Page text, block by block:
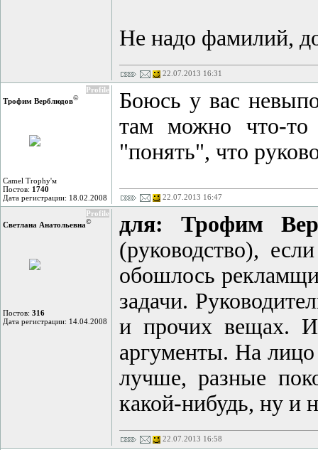
Не надо фамилий,
22.07.2013 16:31
Profile
Трофим Верблюдов©
Camel Trophy'м
Постов: 1740
Дата регистрации: 18.02.2008
Боюсь у вас
там можно что-то
"понять", что
22.07.2013 16:47
Profile
Светлана Анатольевна©
Постов: 316
Дата регистрации: 14.04.2008
для: Трофим
(руководство),
обошлось
задачи.
и прочих вещах. И
аргументы. На
лучше, разные
какой-нибудь, ну и
22.07.2013 16:58